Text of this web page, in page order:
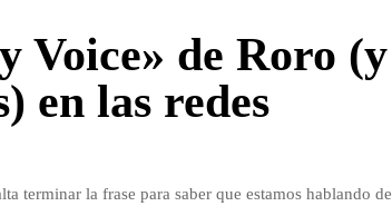
Voice» de Roro (y
en las redes
terminar la frase para saber que estamos hablando de